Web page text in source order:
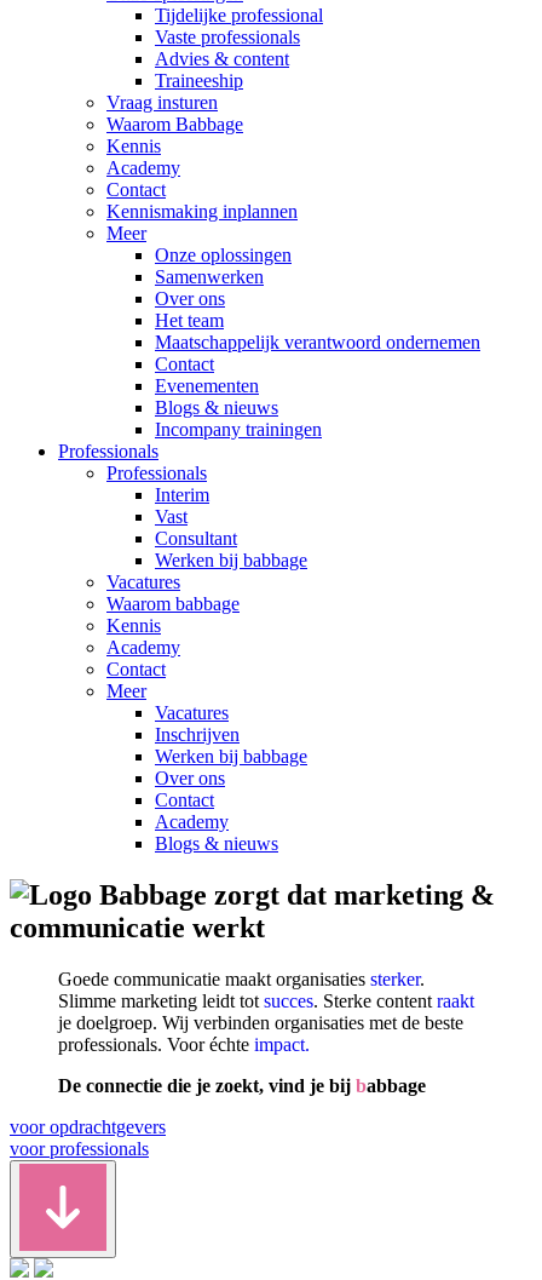
Tijdelijke professional
Vaste professionals
Advies & content
Traineeship
Vraag insturen
Waarom Babbage
Kennis
Academy
Contact
Kennismaking inplannen
Meer
Onze oplossingen
Samenwerken
Over ons
Het team
Maatschappelijk verantwoord ondernemen
Contact
Evenementen
Blogs & nieuws
Incompany trainingen
Professionals
Professionals
Interim
Vast
Consultant
Werken bij babbage
Vacatures
Waarom babbage
Kennis
Academy
Contact
Meer
Vacatures
Inschrijven
Werken bij babbage
Over ons
Contact
Academy
Blogs & nieuws
zorgt dat marketing &
communicatie werkt
Goede communicatie maakt organisaties sterker.
Slimme marketing leidt tot succes. Sterke content raakt
je doelgroep. Wij verbinden organisaties met de beste
professionals. Voor échte impact.
De connectie die je zoekt, vind je bij babbage
voor opdrachtgevers
voor professionals